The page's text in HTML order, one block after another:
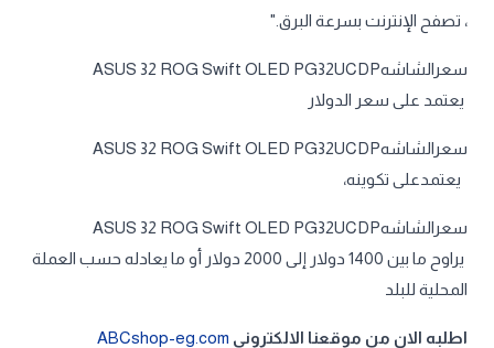
، تصفح الإنترنت بسرعة البرق."
سعرالشاشهASUS 32 ROG Swift OLED PG32UCDP
يعتمد على سعر الدولار
سعرالشاشهASUS 32 ROG Swift OLED PG32UCDP
يعتمدعلى تكوينه،
سعرالشاشهASUS 32 ROG Swift OLED PG32UCDP
يراوح ما بين 1400 دولار إلى 2000 دولار أو ما يعادله حسب العملة
المحلية للبلد
اطلبه الان من موقعنا الالكتروني ABCshop-eg.com